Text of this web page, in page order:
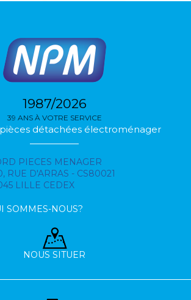
1987/2026
39 ANS À VOTRE SERVICE
détachées électroménager
PIECES MENAGER
RUE D'ARRAS - CS80021
LILLE CEDEX
SOMMES-NOUS?
NOUS SITUER